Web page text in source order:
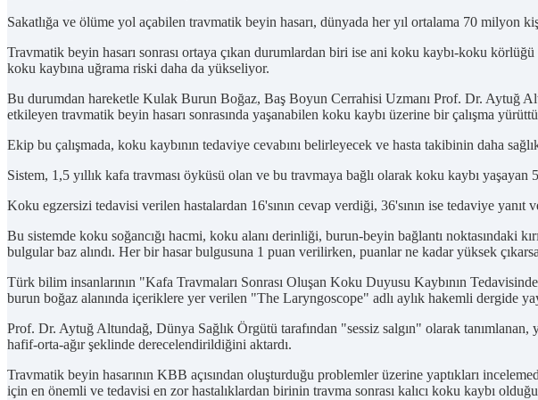
Sakatlığa ve ölüme yol açabilen travmatik beyin hasarı, dünyada her yıl ortalama 70 milyon
Travmatik beyin hasarı sonrası ortaya çıkan durumlardan biri ise ani koku kaybı-koku
koku kaybına uğrama riski daha da yükseliyor.
Bu durumdan hareketle Kulak Burun Boğaz, Baş Boyun Cerrahisi Uzmanı Prof. Dr. Aytuğ
etkileyen travmatik beyin hasarı sonrasında yaşanabilen koku kaybı üzerine bir çalışma
Ekip bu çalışmada, koku kaybının tedaviye cevabını belirleyecek ve hasta takibinin daha
Sistem, 1,5 yıllık kafa travması öyküsü olan ve bu travmaya bağlı olarak koku kaybı
Koku egzersizi tedavisi verilen hastalardan 16'sının cevap verdiği, 36'sının ise tedaviye yanıt
Bu sistemde koku soğancığı hacmi, koku alanı derinliği, burun-beyin bağlantı noktasındaki
bulgular baz alındı. Her bir hasar bulgusuna 1 puan verilirken, puanlar ne kadar yüksek
Türk bilim insanlarının "Kafa Travmaları Sonrası Oluşan Koku Duyusu Kaybının
burun boğaz alanında içeriklere yer verilen "The Laryngoscope" adlı aylık hakemli dergide
Prof. Dr. Aytuğ Altundağ, Dünya Sağlık Örgütü tarafından "sessiz salgın" olarak
hafif-orta-ağır şeklinde derecelendirildiğini aktardı.
Travmatik beyin hasarının KBB açısından oluşturduğu problemler üzerine yaptıkları
için en önemli ve tedavisi en zor hastalıklardan birinin travma sonrası kalıcı koku kaybı